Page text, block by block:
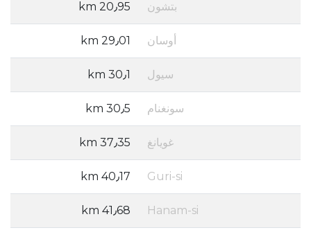
بتشون 20٫95 km
أوسان 29٫01 km
سيول 30٫1 km
سونغنام 30٫5 km
غويانغ 37٫35 km
Guri-si 40٫17 km
Hanam-si 41٫68 km